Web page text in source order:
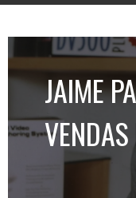
JAIME